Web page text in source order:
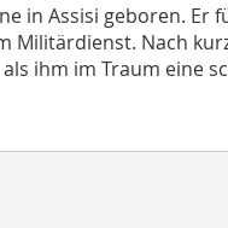
in Assisi geboren. Er
Militärdienst. Nach
ihm im Traum eine